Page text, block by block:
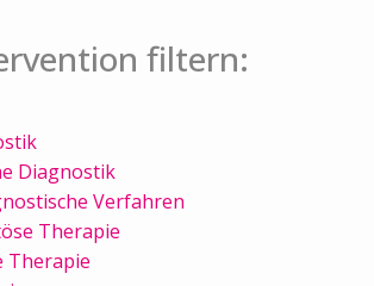
filtern:
Diagnostik
Verfahren
Therapie
Therapie